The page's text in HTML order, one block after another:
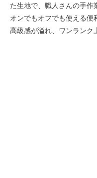
た生地で、職人さんの手作
オンでもオフでも使える便
高級感が溢れ、ワンランク